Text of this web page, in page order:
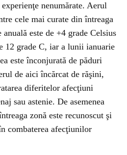
nenumărate. Aerul
cele mai curate din întreaga
este de +4 grade Celsius
12 grade C, iar a lunii ianuarie
este înconjurată de păduri
de aici încărcat de răşini,
diferitelor afecţiuni
sau astenie. De asemenea
zonă este recunoscut şi
combaterea afecţiunilor